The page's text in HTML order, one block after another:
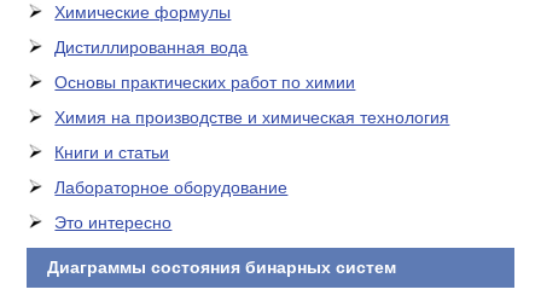
Химические формулы
Дистиллированная вода
Основы практических работ по химии
Химия на производстве и химическая технология
Книги и статьи
Лабораторное оборудование
Это интересно
Диаграммы состояния бинарных систем